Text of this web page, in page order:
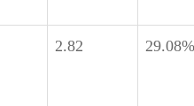
2.82 29.08%